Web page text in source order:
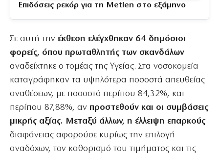
Επιδόσεις ρεκόρ για τη Metlen στο εξάμηνο
Σε αυτή την έκθεση ελέγχθηκαν 64 δημόσιοι
φορείς, όπου πρωταθλητής των σκανδάλων
αναδείχτηκε ο τομέας της Υγείας. Στα νοσοκομεία
καταγράφηκαν τα υψηλότερα ποσοστά απευθείας
αναθέσεων, με ποσοστό περίπου 84,32%, και
περίπου 87,88%, αν προστεθούν και οι συμβάσεις
μικρής αξίας. Μεταξύ άλλων, η έλλειψη επαρκούς
διαφάνειας αφορούσε κυρίως την επιλογή
αναδόχων, τον καθορισμό του τιμήματος και τις